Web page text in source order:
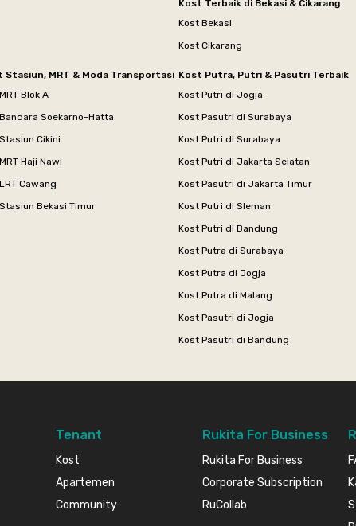
Kost Terbaik di Bekasi & Cikarang
Kost Bekasi
Kost Cikarang
Stasiun, MRT & Moda Transportasi
Blok A
Soekarno-Hatta
Cikini
Haji Nawi
Cawang
Bekasi Timur
Kost Putra, Putri & Pasutri Terbaik
Kost Putri di Jogja
Kost Pasutri di Surabaya
Kost Putri di Surabaya
Kost Putri di Jakarta Selatan
Kost Pasutri di Jakarta Timur
Kost Putri di Sleman
Kost Putri di Bandung
Kost Putra di Surabaya
Kost Putra di Jogja
Kost Putra di Malang
Kost Pasutri di Jogja
Kost Pasutri di Bandung
Tenant
Kost
Apartemen
Community
Rukita For Business
Rukita For Business
Corporate Subscription
RuCollab